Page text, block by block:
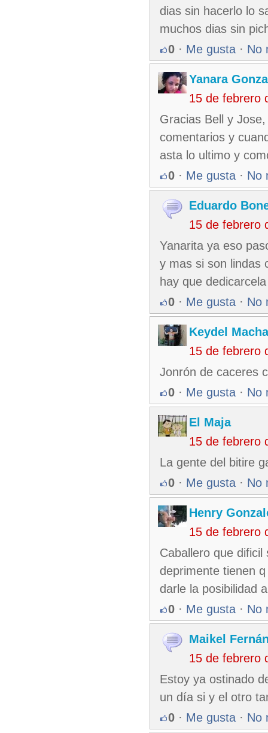
dias sin hacerlo lo
muchos dias sin
0 · Me gusta · No
Yanara
15 de febrero
Gracias Bell y
comentarios y
asta lo ultimo y
0 · Me gusta · No
Eduardo
15 de febrero
Yanarita ya eso
y mas si son lindas
hay que
0 · Me gusta · No
Keydel
15 de febrero
Jonrón de caceres
0 · Me gusta · No
El Maja
15 de febrero
La gente del bitire
0 · Me gusta · No
Henry
15 de febrero
Caballero que
deprimente tienen
darle la posibilidad
0 · Me gusta · No
Maikel
15 de febrero
Estoy ya ostinado
un día si y el otro
0 · Me gusta · No